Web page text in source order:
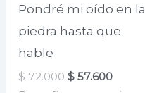
Pondré mi oído en la
piedra hasta que
hable
$72.000 El
$ 57.600El
precio